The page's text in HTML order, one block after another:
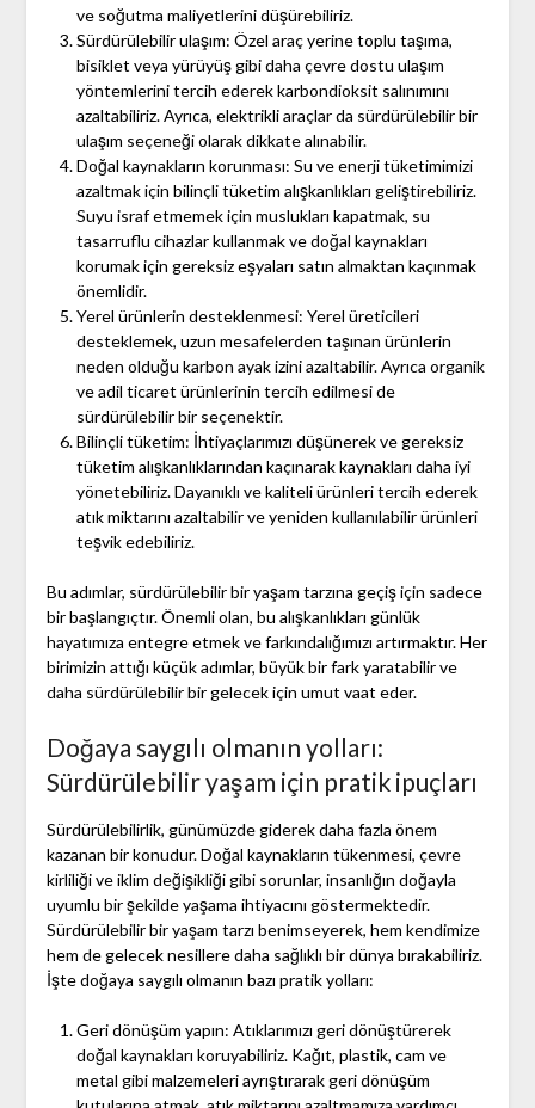
ve soğutma maliyetlerini düşürebiliriz.
Sürdürülebilir ulaşım: Özel araç yerine toplu taşıma,
bisiklet veya yürüyüş gibi daha çevre dostu ulaşım
yöntemlerini tercih ederek karbondioksit salınımını
azaltabiliriz. Ayrıca, elektrikli araçlar da sürdürülebilir bir
ulaşım seçeneği olarak dikkate alınabilir.
Doğal kaynakların korunması: Su ve enerji tüketimimizi
azaltmak için bilinçli tüketim alışkanlıkları geliştirebiliriz.
Suyu israf etmemek için muslukları kapatmak, su
tasarruflu cihazlar kullanmak ve doğal kaynakları
korumak için gereksiz eşyaları satın almaktan kaçınmak
önemlidir.
Yerel ürünlerin desteklenmesi: Yerel üreticileri
desteklemek, uzun mesafelerden taşınan ürünlerin
neden olduğu karbon ayak izini azaltabilir. Ayrıca organik
ve adil ticaret ürünlerinin tercih edilmesi de
sürdürülebilir bir seçenektir.
Bilinçli tüketim: İhtiyaçlarımızı düşünerek ve gereksiz
tüketim alışkanlıklarından kaçınarak kaynakları daha iyi
yönetebiliriz. Dayanıklı ve kaliteli ürünleri tercih ederek
atık miktarını azaltabilir ve yeniden kullanılabilir ürünleri
teşvik edebiliriz.
Bu adımlar, sürdürülebilir bir yaşam tarzına geçiş için sadece
bir başlangıçtır. Önemli olan, bu alışkanlıkları günlük
hayatımıza entegre etmek ve farkındalığımızı artırmaktır. Her
birimizin attığı küçük adımlar, büyük bir fark yaratabilir ve
daha sürdürülebilir bir gelecek için umut vaat eder.
Doğaya saygılı olmanın yolları:
Sürdürülebilir yaşam için pratik ipuçları
Sürdürülebilirlik, günümüzde giderek daha fazla önem
kazanan bir konudur. Doğal kaynakların tükenmesi, çevre
kirliliği ve iklim değişikliği gibi sorunlar, insanlığın doğayla
uyumlu bir şekilde yaşama ihtiyacını göstermektedir.
Sürdürülebilir bir yaşam tarzı benimseyerek, hem kendimize
hem de gelecek nesillere daha sağlıklı bir dünya bırakabiliriz.
İşte doğaya saygılı olmanın bazı pratik yolları:
Geri dönüşüm yapın: Atıklarımızı geri dönüştürerek
doğal kaynakları koruyabiliriz. Kağıt, plastik, cam ve
metal gibi malzemeleri ayrıştırarak geri dönüşüm